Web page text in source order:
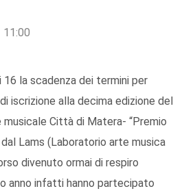
11:00
la scadenza dei termini per
iscrizione alla decima edizione del
musicale Città di Matera- “Premio
Lams (Laboratorio arte musica
divenuto ormai di respiro
anno infatti hanno partecipato